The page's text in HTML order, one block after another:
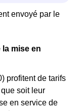
envoyé par le
la mise en
profitent de tarifs
soit leur
en service de